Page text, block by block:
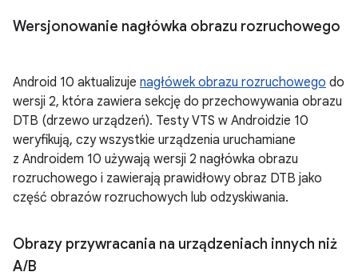
Wersjonowanie nagłówka obrazu rozruchowego
Android 10 aktualizuje nagłówek obrazu rozruchowego do
wersji 2, która zawiera sekcję do przechowywania obrazu
DTB (drzewo urządzeń). Testy VTS w Androidzie 10
weryfikują, czy wszystkie urządzenia uruchamiane
z Androidem 10 używają wersji 2 nagłówka obrazu
rozruchowego i zawierają prawidłowy obraz DTB jako
część obrazów rozruchowych lub odzyskiwania.
Obrazy przywracania na urządzeniach innych niż
A/B